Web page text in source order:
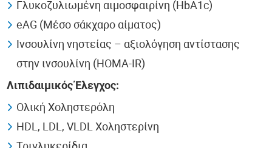
Γλυκοζυλιωμένη αιμοσφαιρίνη (HbA1c)
eAG (Μέσο σάκχαρο αίματος)
Ινσουλίνη νηστείας – αξιολόγηση αντίστασης
στην ινσουλίνη (HOMA-IR)
Λιπιδαιμικός Έλεγχος:
Ολική Χοληστερόλη
HDL, LDL, VLDL Χοληστερίνη